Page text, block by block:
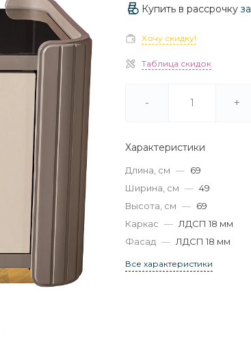
Купить в рассрочку за
Хочу скидку!
Таблица скидок
- +
Характеристики
Длина, см — 69
Ширина, см — 49
Высота, см — 69
Каркас — ЛДСП 18 мм
Фасад — ЛДСП 18 мм
Все характеристики